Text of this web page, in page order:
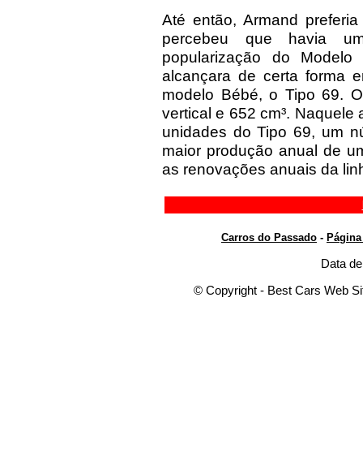
Até então, Armand
percebeu que havia
popularização do
alcançara de certa forma
modelo Bébé, o Tipo 69.
vertical e 652 cm³.
unidades do Tipo 69, um
maior produção anual de
as renovações anuais da
Carros do Passado -
Data
© Copyright - Best Cars Web